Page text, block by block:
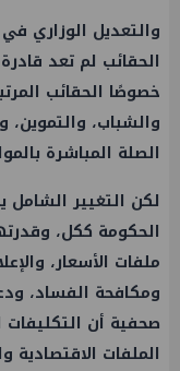
والتعديل الوزاري
الحقائب لم تعد
خصوصًا الحقائب
والشباب، والتموين،
الصلة المباشرة
لكن التغيير
الحكومة ككل،
ملفات الأسعار،
ومكافحة الفساد،
صحفية أن
الملفات الاقتصادية